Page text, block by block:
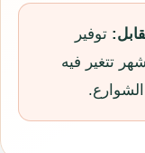
توفير
تتغير فيه